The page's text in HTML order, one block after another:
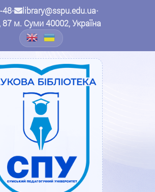
48• library@sspu.edu.ua•
м. Суми 40002, Україна